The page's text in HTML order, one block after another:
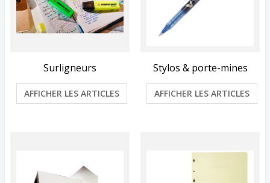
Surligneurs
AFFICHER LES ARTICLES
Stylos & porte-mines
AFFICHER LES ARTICLES